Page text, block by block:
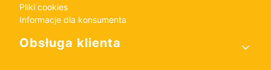
Pliki cookies
Informacje dla konsumenta
Obsługa klienta